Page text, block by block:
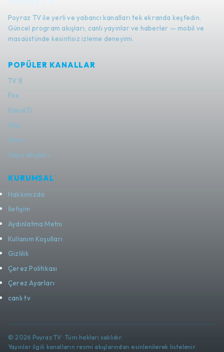
Poyraz TV ile yerli ve yabancı kanalları tek ekranda keşfedin.
Güncel program akışları, canlı yayınlar ve haberler — mobil ve
masaüstünde kesintisiz izleme deneyimi.
POPÜLER KANALLAR
TV 8
Fox
Kanal D
Star
Show
Yayın akışları
KURUMSAL
Hakkımızda
İletişim
Aydınlatma Metni
Kullanım Koşulları
Gizlilik
Çerez Politikası
Çerez Ayarları
canlı tv
© 2026 Poyraz TV · Tüm hakları saklıdır.
Yayınlar ilgili kanalların resmi akışlarından esinlenilerek listelenir.